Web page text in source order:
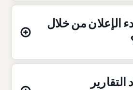
الإعلان من خلال